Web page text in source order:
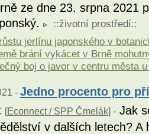
ze dne 23. srpna 2021
::životní prostředí::
jerlínu japonského v
brání vykácet v Brně
boj o javor v centru města
- Jedno procento pro
[Econnect / SPP Čmelák] - Jak
v dalších letech?